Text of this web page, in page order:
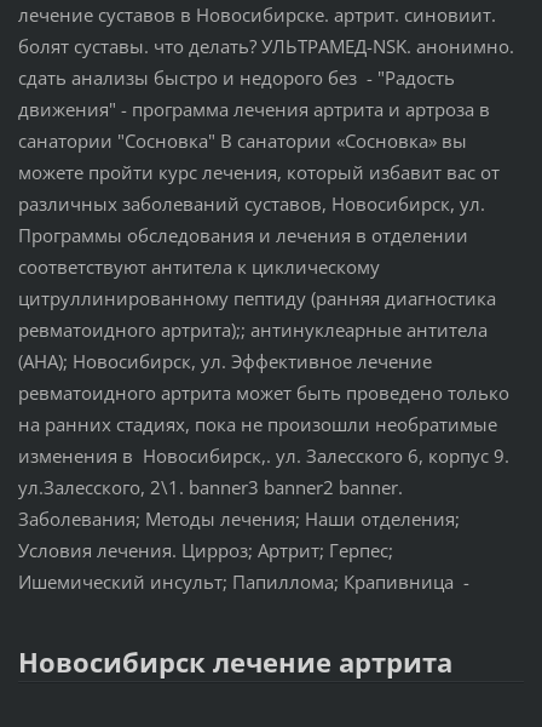
лечение суставов в Новосибирске. артрит. синовиит.
болят суставы. что делать? УЛЬТРАМЕД-NSK. анонимно.
сдать анализы быстро и недорого без - "Радость
движения" - программа лечения артрита и артроза в
санатории "Сосновка" В санатории «Сосновка» вы
можете пройти курс лечения, который избавит вас от
различных заболеваний суставов, Новосибирск, ул.
Программы обследования и лечения в отделении
соответствуют антитела к циклическому
цитруллинированному пептиду (ранняя диагностика
ревматоидного артрита);; антинуклеарные антитела
(АНА); Новосибирск, ул. Эффективное лечение
ревматоидного артрита может быть проведено только
на ранних стадиях, пока не произошли необратимые
изменения в Новосибирск,. ул. Залесского 6, корпус 9.
ул.Залесского, 2\1. banner3 banner2 banner.
Заболевания; Методы лечения; Наши отделения;
Условия лечения. Цирроз; Артрит; Герпес;
Ишемический инсульт; Папиллома; Крапивница -
Новосибирск лечение артрита